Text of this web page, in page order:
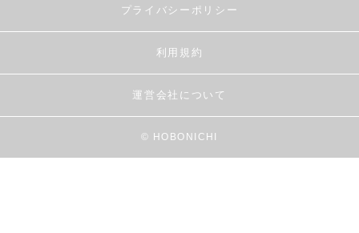
プライバシーポリシー
利用規約
運営会社について
© HOBONICHI